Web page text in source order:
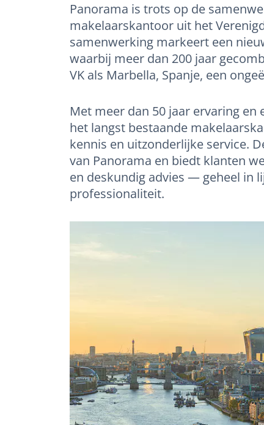
Panorama is trots op de
makelaarskantoor uit het
samenwerking markeert een
waarbij meer dan 200 jaar
VK als Marbella, Spanje, een
Met meer dan 50 jaar ervaring en
het langst bestaande
kennis en uitzonderlijke service.
van Panorama en biedt klanten
en deskundig advies — geheel in
professionaliteit.